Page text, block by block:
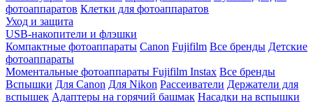
фотоаппаратов Клетки для фотоаппаратов
Уход и защита
USB-накопители и флэшки
Компактные фотоаппараты Canon Fujifilm Все бренды Детские
фотоаппараты
Моментальные фотоаппараты Fujifilm Instax Все бренды
Вспышки Для Canon Для Nikon Рассеиватели Держатели для
вспышек Адаптеры на горячий башмак Насадки на вспышки